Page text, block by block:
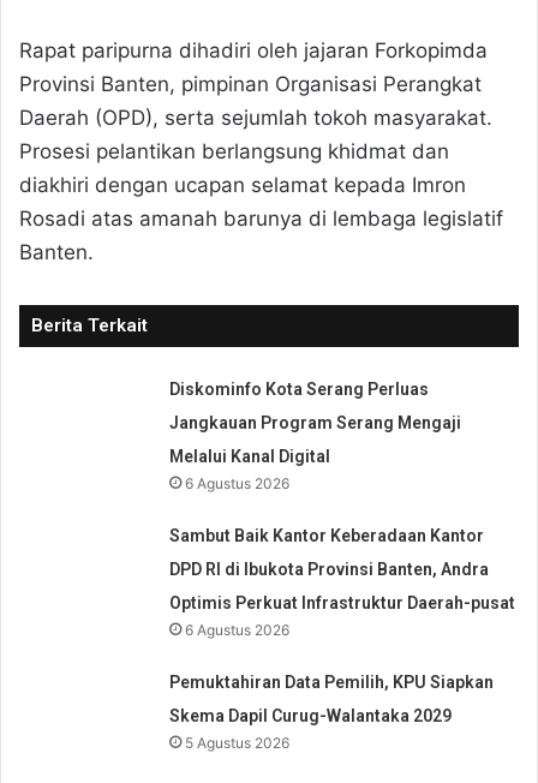
Rapat paripurna dihadiri oleh jajaran Forkopimda
Provinsi Banten, pimpinan Organisasi Perangkat
Daerah (OPD), serta sejumlah tokoh masyarakat.
Prosesi pelantikan berlangsung khidmat dan
diakhiri dengan ucapan selamat kepada Imron
Rosadi atas amanah barunya di lembaga legislatif
Banten.
Berita Terkait
Diskominfo Kota Serang Perluas
Jangkauan Program Serang Mengaji
Melalui Kanal Digital
6 Agustus 2026
Sambut Baik Kantor Keberadaan Kantor
DPD RI di Ibukota Provinsi Banten, Andra
Optimis Perkuat Infrastruktur Daerah-pusat
6 Agustus 2026
Pemuktahiran Data Pemilih, KPU Siapkan
Skema Dapil Curug-Walantaka 2029
5 Agustus 2026